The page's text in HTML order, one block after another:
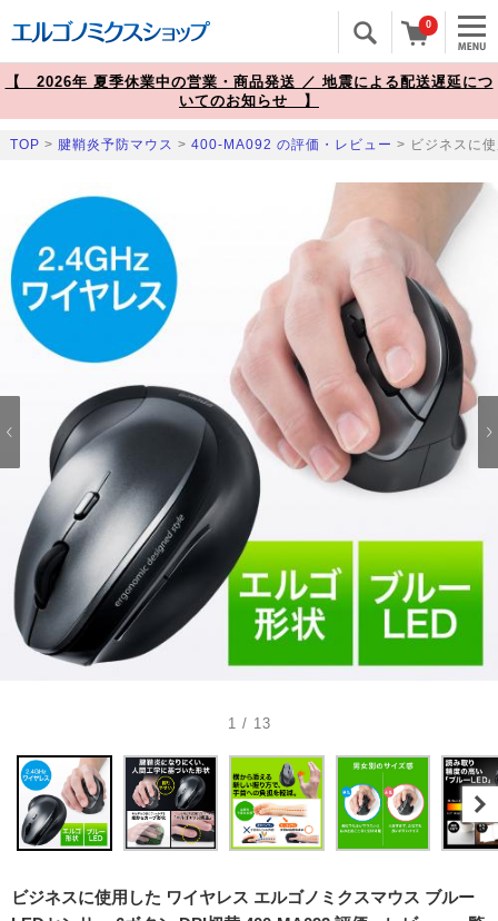
0
【 2026年 夏季休業中の営業・商品発送 ／ 地震による配送遅延につ
いてのお知らせ 】
TOP > 腱鞘炎予防マウス > 400-MA092 の評価・レビュー > ビジネスに
1 / 13
ビジネスに使用した ワイヤレス エルゴノミクスマウス ブルー